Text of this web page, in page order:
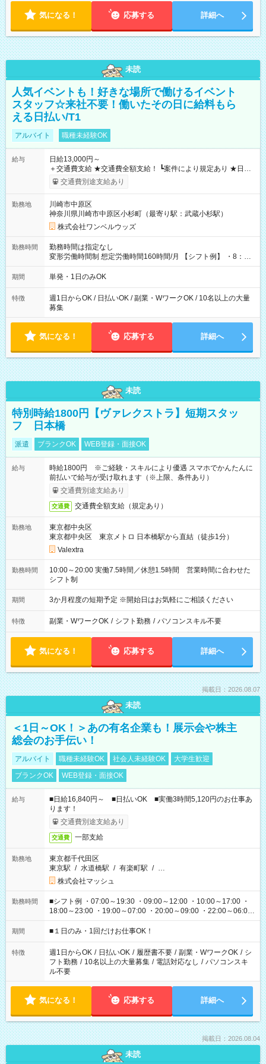
気になる！ 応募する 詳細へ
未読
人気イベントも！好きな場所で働けるイベント
スタッフ☆来社不要！働いたその日に給料もら
える日払い/T1
アルバイト 職種未経験OK
給与
日給13,000円～
＋交通費支給 ★交通費全額支給！ ┗案件により規定あり ★日払
いOK！（規定あり） ┗働いたその日に現金GET♪ お仕事後はコ
ンビニATMから 日払い分を引き落とせます！ 【試用期間】試
交通費別途支給あり
勤務地
川崎市中原区
神奈川県川崎市中原区小杉町（最寄り駅：武蔵小杉駅）
株式会社ワンベルウッズ
勤務時間
勤務時間は指定なし
変形労働時間制 想定労働時間160時間/月 【シフト例】 ・8：00
～21：00
期間 単発・1日のみOK
特徴
週1日からOK / 日払いOK / 副業・WワークOK / 10名以上の大量
募集
気になる！ 応募する 詳細へ
未読
特別時給1800円【ヴァレクストラ】短期スタッ
フ 日本橋
派遣 ブランクOK WEB登録・面接OK
給与
時給1800円 ※ご経験・スキルにより優遇 スマホでかんたんに
前払いで給与が受け取れます（※上限、条件あり）
交通費別途支給あり
交通費 交通費全額支給（規定あり）
勤務地
東京都中央区
東京都中央区 東京メトロ 日本橋駅から直結（徒歩1分）
Valextra
勤務時間
10:00～20:00 実働7.5時間／休憩1.5時間 営業時間に合わせた
シフト制
期間 3か月程度の短期予定 ※開始日はお気軽にご相談ください
特徴 副業・WワークOK / シフト勤務 / パソコンスキル不要
気になる！ 応募する 詳細へ
掲載日：2026.08.07
未読
＜1日～OK！＞あの有名企業も！展示会や株主
総会のお手伝い！
アルバイト 職種未経験OK 社会人未経験OK
大学生歓迎
ブランクOK
WEB登録・面接OK
給与
■日給16,840円～ ■日払いOK ■実働3時間5,120円のお仕事あ
ります！
交通費別途支給あり
交通費 一部支給
勤務地
東京都千代田区
東京駅 / 水道橋駅 / 有楽町駅 / …
株式会社マッシュ
勤務時間
■シフト例 ・07:00～19:30 ・09:00～12:00 ・10:00～17:00 ・
18:00～23:00 ・19:00～07:00 ・20:00～09:00 ・22:00～06:00
etc ★最短で3時間で5,120円のお仕事から 15時間で2万円近く稼
げるお仕事も！ ご希望のお時間に合わせてご紹介！ ※シフトは
ください！
期間 ■１日のみ・1回だけお仕事OK！
特徴 週1日からOK / 日払いOK / 履歴書不要 / 副業・WワークOK / シ
フト勤務 / 10名以上の大量募集 / 電話対応なし / パソコンスキ
ル不要
気になる！ 応募する 詳細へ
掲載日：2026.08.04
未読